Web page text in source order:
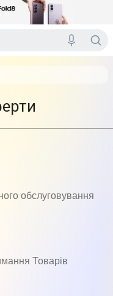
обслуговування
Товарів